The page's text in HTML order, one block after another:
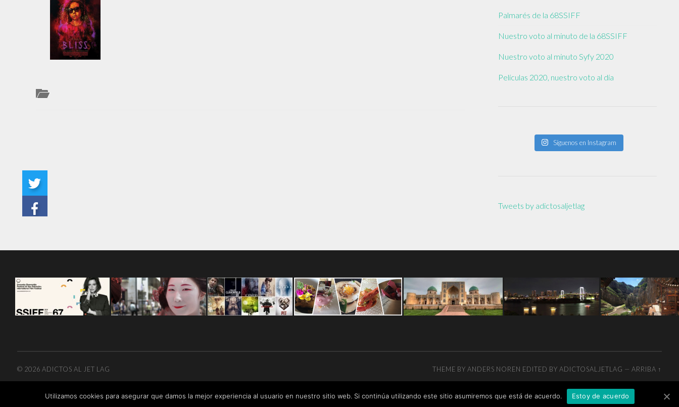
Palmarés de la 68SSIFF
Nuestro voto al minuto de la 68SSIFF
Nuestro voto al minuto Syfy 2020
Películas 2020, nuestro voto al día
Síguenos en Instagram
Tweets by adictosaljetlag
© 2026 ADICTOS AL JET LAG THEME BYANDERS NOREN EDITED BY ADICTOSALJETLAG —ARRIBA ↑
Utilizamos cookies para asegurar que damos la mejor experiencia al usuario en nuestro sitio web. Si continúa utilizando este sitio asumiremos que está de acuerdo. Estoy de acuerdo